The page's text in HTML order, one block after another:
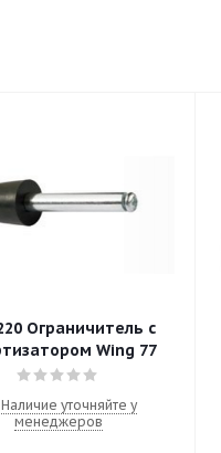
Ограничитель с
амортизатором Wing 77
Наличие уточняйте у
менеджеров